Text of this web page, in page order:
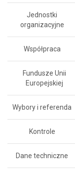
Jednostki
organizacyjne
Współpraca
Fundusze Unii
Europejskiej
Wybory i referenda
Kontrole
Dane techniczne